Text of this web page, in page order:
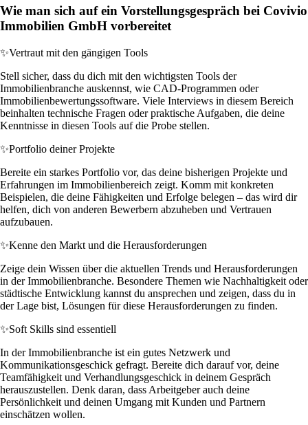
Wie man sich auf ein Vorstellungsgespräch bei Covivio
Immobilien GmbH vorbereitet
✨Vertraut mit den gängigen Tools
Stell sicher, dass du dich mit den wichtigsten Tools der
Immobilienbranche auskennst, wie CAD-Programmen oder
Immobilienbewertungssoftware. Viele Interviews in diesem Bereich
beinhalten technische Fragen oder praktische Aufgaben, die deine
Kenntnisse in diesen Tools auf die Probe stellen.
✨Portfolio deiner Projekte
Bereite ein starkes Portfolio vor, das deine bisherigen Projekte und
Erfahrungen im Immobilienbereich zeigt. Komm mit konkreten
Beispielen, die deine Fähigkeiten und Erfolge belegen – das wird dir
helfen, dich von anderen Bewerbern abzuheben und Vertrauen
aufzubauen.
✨Kenne den Markt und die Herausforderungen
Zeige dein Wissen über die aktuellen Trends und Herausforderungen
in der Immobilienbranche. Besondere Themen wie Nachhaltigkeit oder
städtische Entwicklung kannst du ansprechen und zeigen, dass du in
der Lage bist, Lösungen für diese Herausforderungen zu finden.
✨Soft Skills sind essentiell
In der Immobilienbranche ist ein gutes Netzwerk und
Kommunikationsgeschick gefragt. Bereite dich darauf vor, deine
Teamfähigkeit und Verhandlungsgeschick in deinem Gespräch
herauszustellen. Denk daran, dass Arbeitgeber auch deine
Persönlichkeit und deinen Umgang mit Kunden und Partnern
einschätzen wollen.